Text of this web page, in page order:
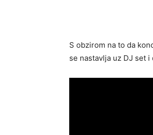
S obzirom na to da
se nastavlja uz DJ set i